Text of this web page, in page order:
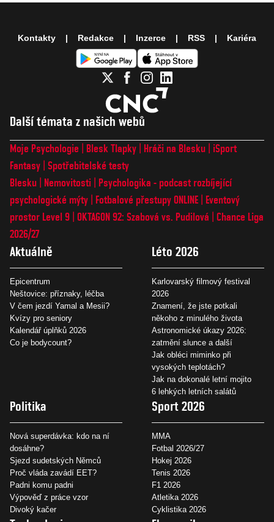
Další témata z našich webů
Moje Psychologie Blesk Tlapky Hráči na Blesku
iSport
Fantasy Spotřebitelské testy
Blesku
Nemovitosti
Psychologika - podcast rozbíjející
psychologické mýty
Fotbalové přestupy ONLINE
Eventový
prostor Level 9 OKTAGON 92: Szabová vs. Pudilová
Chance Liga
2026/27
Aktuálně
Epicentrum
Neštovice: příznaky, léčba
V čem jezdí Yamal a Mesii?
Kvízy pro seniory
Kalendář úplňků 2026
Co je bodycount?
Léto 2026
Karlovarský filmový festival
2026
Znamení, že jste potkali
někoho z minulého života
Astronomické úkazy 2026:
zatmění slunce a další
Jak obléci miminko při
vysokých teplotách?
Jak na dokonalé letní mojito
6 lehkých letních salátů
Politika
Nová superdávka: kdo na ní
dosáhne?
Sjezd sudetských Němců
Proč vláda zavádí EET?
Padni komu padni
Výpověď z práce vzor
Divoký kačer
Sport 2026
MMA
Fotbal 2026/27
Hokej 2026
Tenis 2026
F1 2026
Atletika 2026
Cyklistika 2026
Kontakty Redakce Inzerce RSS Kariéra